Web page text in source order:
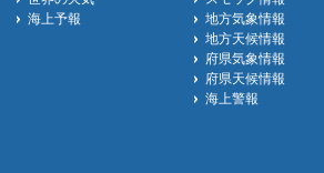
海上予報
地方気象情報
地方天候情報
府県気象情報
府県天候情報
海上警報